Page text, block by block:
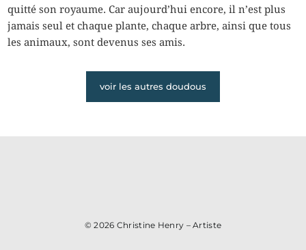
quitté son royaume. Car aujourd’hui encore, il n’est plus
jamais seul et chaque plante, chaque arbre, ainsi que tous
les animaux, sont devenus ses amis.
voir les autres doudous
© 2026 Christine Henry – Artiste